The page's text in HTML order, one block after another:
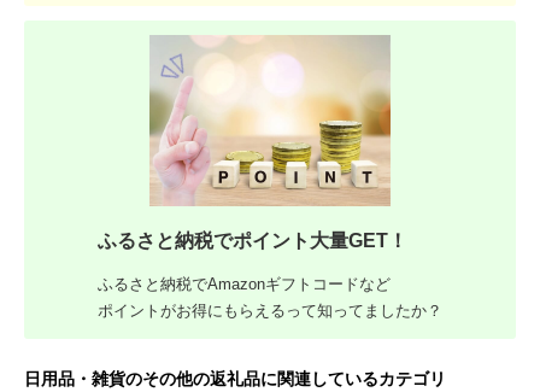
ふるさと納税でポイント大量GET！
ふるさと納税でAmazonギフトコードなど
ポイントがお得にもらえるって知ってましたか？
日用品・雑貨のその他の返礼品に関連しているカテゴリ